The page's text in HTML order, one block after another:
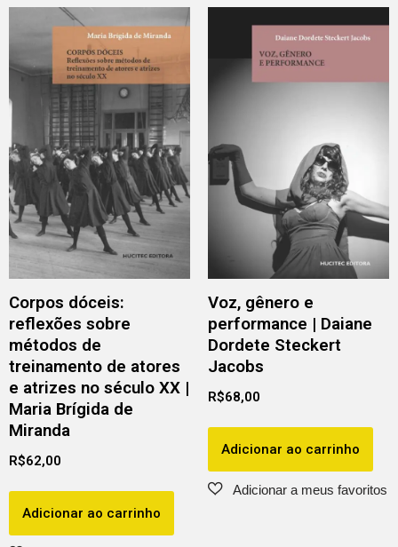
Corpos dóceis:
reflexões sobre
métodos de
treinamento de atores
e atrizes no século XX |
Maria Brígida de
Miranda
R$62,00
Adicionar ao carrinho
Voz, gênero e
performance | Daiane
Dordete Steckert
Jacobs
R$68,00
Adicionar ao carrinho